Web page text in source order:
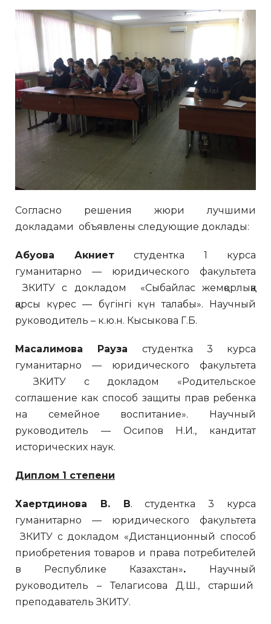
Согласно решения жюри лучшими
докладами объявлены следующие доклады:
Абуова Акниет студентка 1 курса
гуманитарно — юридического факультета
ЗКИТУ с докладом «Сыбайлас жемқорлыққа
қарсы күрес — бүгінгі күн талабы». Научный
руководитель – к.ю.н. Кысыкова Г.Б.
Масалимова Рауза студентка 3 курса
гуманитарно — юридического факультета
ЗКИТУ с докладом «Родительское
соглашение как способ защиты прав ребенка
на семейное воспитание». Научный
руководитель — Осипов Н.И., кандитат
исторических наук.
Диплом 1 степени
Хаертдинова В. В. студентка 3 курса
гуманитарно — юридического факультета
ЗКИТУ с докладом «Дистанционный способ
приобретения товаров и права потребителей
в Республике Казахстан». Научный
руководитель – Телагисова Д.Ш., старший
преподаватель ЗКИТУ.